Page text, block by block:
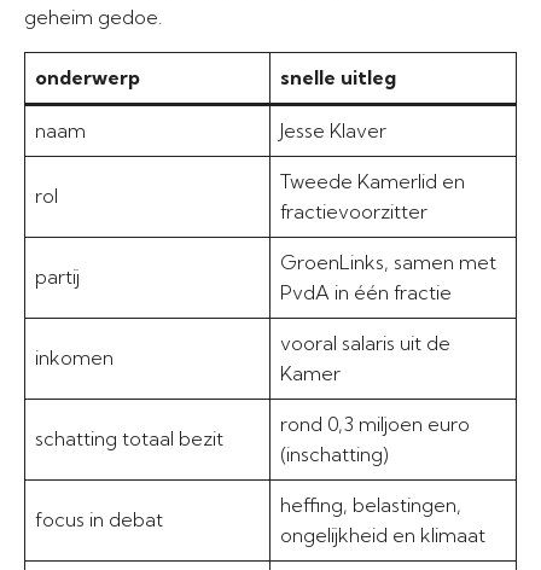
geheim gedoe.
onderwerp snelle uitleg
naam Jesse Klaver
rol
Tweede Kamerlid en
fractievoorzitter
partij
GroenLinks, samen met
PvdA in één fractie
inkomen
vooral salaris uit de
Kamer
schatting totaal bezit
rond 0,3 miljoen euro
(inschatting)
focus in debat
heffing, belastingen,
ongelijkheid en klimaat